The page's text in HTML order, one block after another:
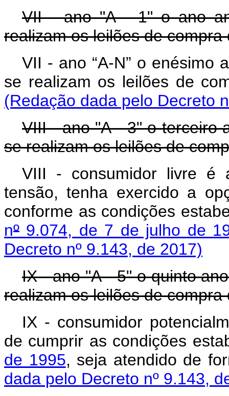
VII - ano "A - 1" o ano
realizam os leilões de
VII - ano “A-N” o enésimo
se realizam os leilões de
(Redação dada pelo Decreto
VIII - ano "A - 3" o terceiro
se realizam os leilões de
VIII - consumidor livre é
tensão, tenha exercido a
conforme as condições
nº 9.074, de 7 de julho de
Decreto nº 9.143, de 2017)
IX - ano "A - 5" o quinto
realizam os leilões de
IX - consumidor
de cumprir as condições
de 1995, seja atendido de
dada pelo Decreto nº 9.143,